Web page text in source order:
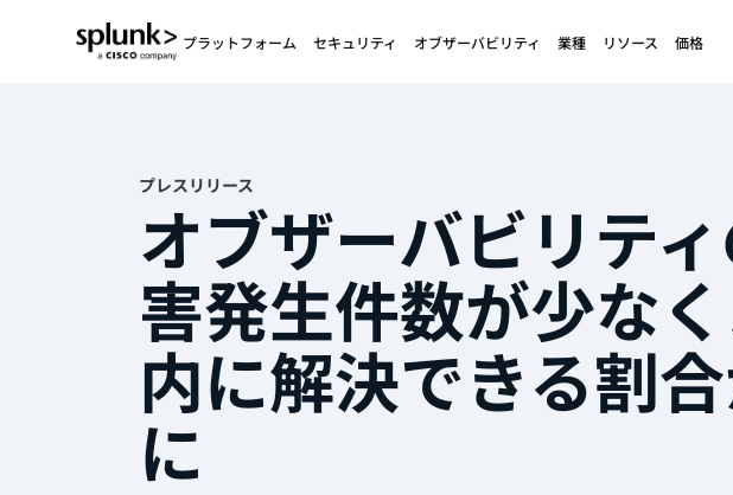
プラットフォーム セキュリティ オブザーバビリティ 業種 リソース 価格
プレスリリース
オブザーバビリテ
害発生件数が少な
内に解決できる割
に